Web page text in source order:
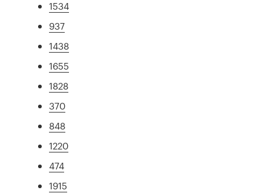
1534
937
1438
1655
1828
370
848
1220
474
1915